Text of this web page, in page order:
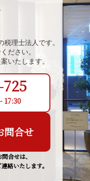
理士法人です。
ださい。
いたします。
725
17:30
問合せ
合せは、
絡いたします。